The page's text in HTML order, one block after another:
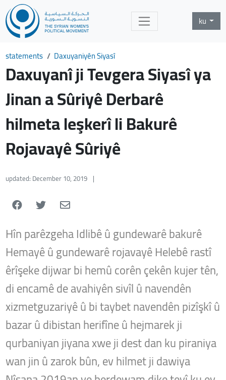
ku
statements Daxuyaniyên Siyasî
Daxuyanî ji Tevgera Siyasî ya
Jinan a Sûriyê Derbarê
hilmeta leşkerî li Bakurê
Rojavayê Sûriyê
updated: December 10, 2019 |
Hîn parêzgeha Idlibê û gundewarê bakurê
Hemayê û gundewarê rojavayê Helebê rastî
êrîşeke dijwar bi hemû corên çekên kujer tên,
di encamê de avahiyên sivîl û navendên
xizmetguzariyê û bi taybet navendên pizîşkî û
bazar û dibistan herifîne û hejmarek ji
qurbaniyan jiyana xwe ji dest dan ku piraniya
wan jin û zarok bûn, ev hilmet ji dawiya